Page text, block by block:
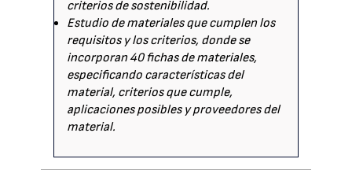
criterios de sostenibilidad.
Estudio de materiales que cumplen los
requisitos y los criterios, donde se
incorporan 40 fichas de materiales,
especificando características del
material, criterios que cumple,
aplicaciones posibles y proveedores del
material.